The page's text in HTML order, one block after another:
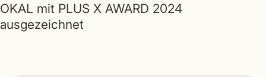
OKAL mit PLUS X AWARD 2024
ausgezeichnet